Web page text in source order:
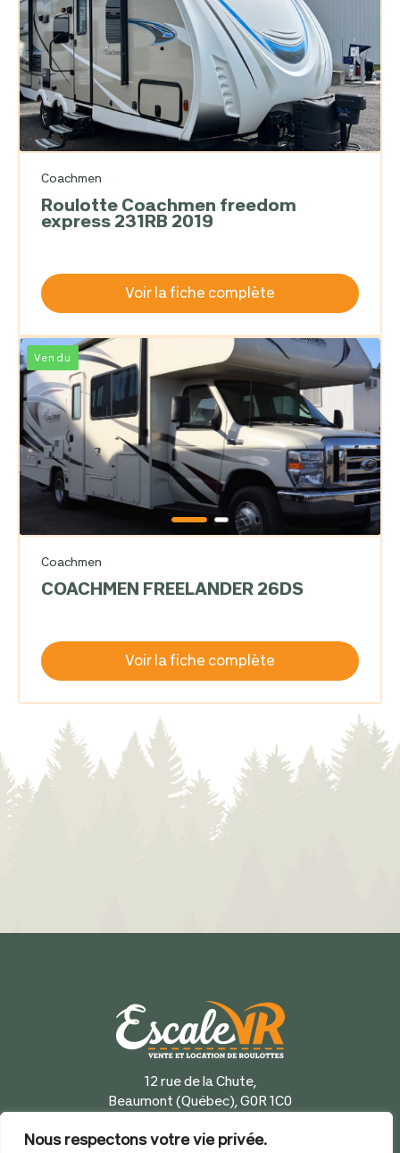
Nous respectons votre vie privée.
Coachmen
Roulotte Coachmen freedom
express 231RB 2019
Voir la fiche complète
Vendu
Coachmen
COACHMEN FREELANDER 26DS
Voir la fiche complète
12 rue de la Chute,
Beaumont (Québec), G0R 1C0
418 833-5777